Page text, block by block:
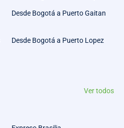
Desde Bogotá a Puerto Gaitan
Desde Bogotá a Puerto Lopez
Ver todos